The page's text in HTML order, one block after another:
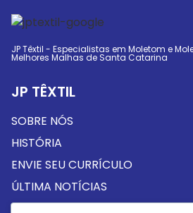
JP Têxtil - Especialistas em Moletom e
Melhores Malhas de Santa Catarina
JP TÊXTIL
SOBRE NÓS
HISTÓRIA
ENVIE SEU CURRÍCULO
ÚLTIMA NOTÍCIAS